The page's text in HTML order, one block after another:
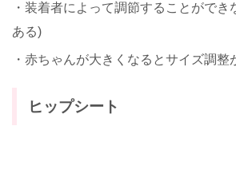
・装着者によって調節することができ
ある)
・赤ちゃんが大きくなるとサイズ調整
ヒップシート